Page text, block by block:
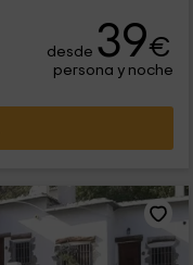
desde 39€
persona y noche